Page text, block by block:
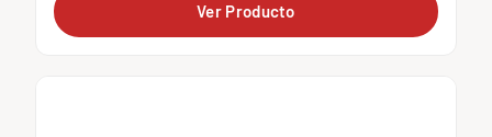
Ver Producto